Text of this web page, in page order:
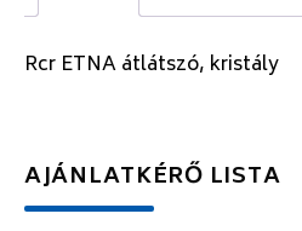
Rcr ETNA átlátszó, kristály
AJÁNLATKÉRŐ LISTA